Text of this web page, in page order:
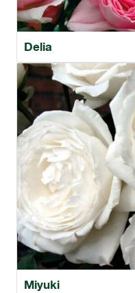
Delia
Miyuki